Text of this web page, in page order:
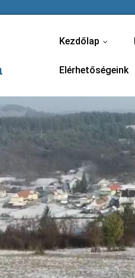
Kezdőlap
Elérhetőségeink